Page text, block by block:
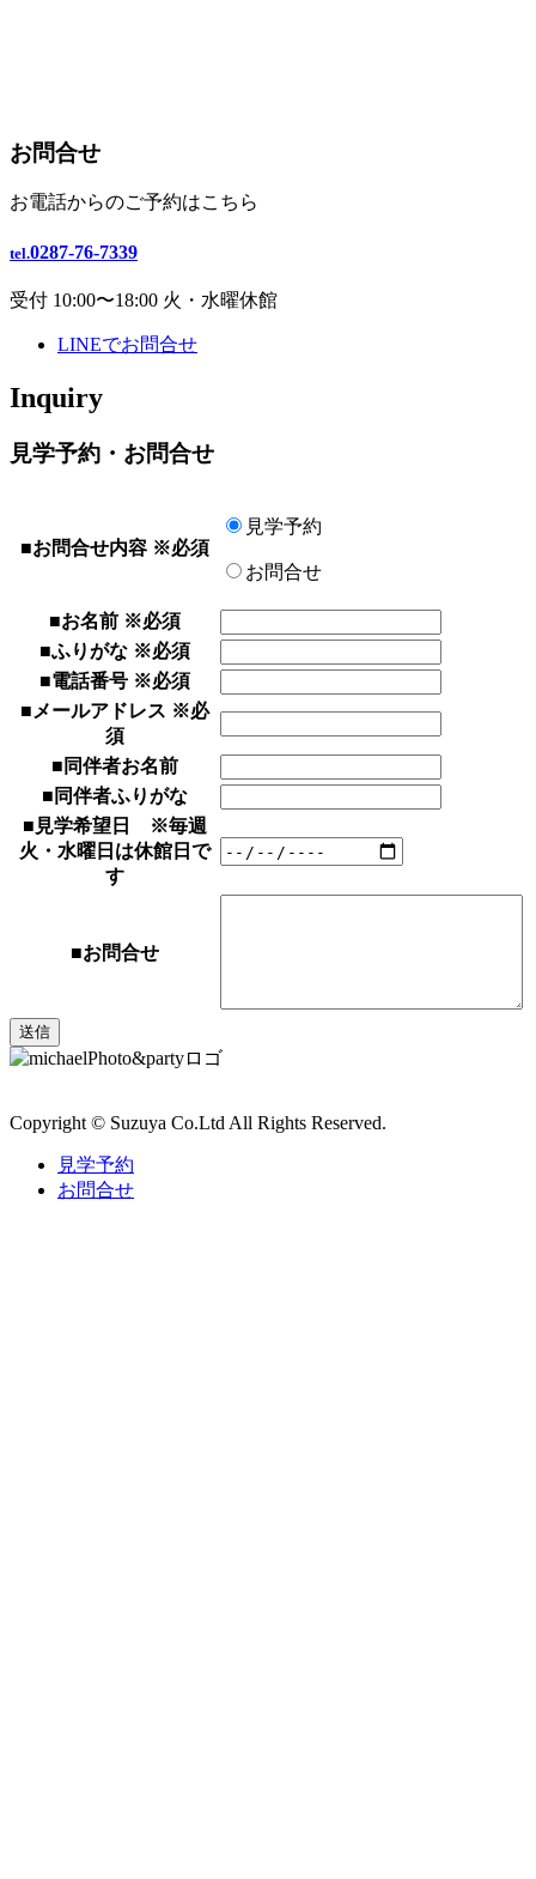
お問合せ
お電話からのご予約はこちら
tel.0287-76-7339
受付 10:00〜18:00 火・水曜休館
LINEでお問合せ
Inquiry
見学予約・お問合せ
■お問合せ内容※必須
見学予約
お問合せ
■お名前※必須
■ふりがな※必須
■電話番号※必須
■メールアドレス ※必
須
■同伴者お名前
■同伴者ふりがな
■見学希望日
※毎週
火・水曜日は休館日で
す
■お問合せ
Copyright © Suzuya Co.Ltd All Rights Reserved.
見学予約
お問合せ